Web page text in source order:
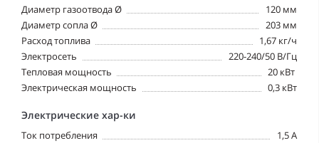
Диаметр газоотвода Ø
120 мм
Диаметр сопла Ø
203 мм
Расход топлива
1,67 кг/ч
Электросеть
220-240/50 В/Гц
Тепловая мощность
20 кВт
Электрическая мощность
0,3 кВт
Электрические хар-ки
Ток потребления 1,5 A